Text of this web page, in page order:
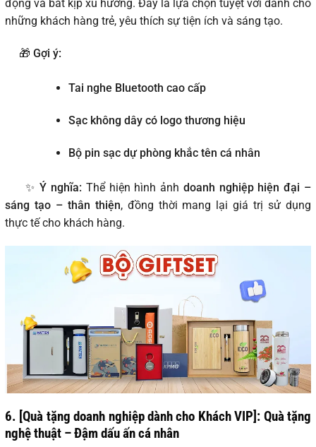
động và bắt kịp xu hướng. Đây là lựa chọn tuyệt vời dành cho
những khách hàng trẻ, yêu thích sự tiện ích và sáng tạo.
🎁 Gợi ý:
Tai nghe Bluetooth cao cấp
Sạc không dây có logo thương hiệu
Bộ pin sạc dự phòng khắc tên cá nhân
✨Ý nghĩa: Thể hiện hình ảnh doanh nghiệp hiện đại –
sáng tạo – thân thiện, đồng thời mang lại giá trị sử dụng
thực tế cho khách hàng.
6. [Quà tặng doanh nghiệp dành cho Khách VIP]: Quà tặng
nghệ thuật – Đậm dấu ấn cá nhân